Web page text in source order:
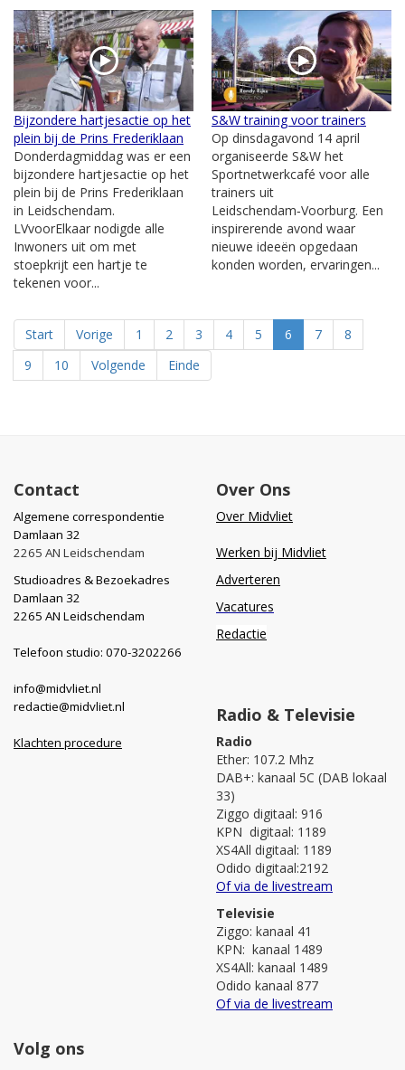
Bijzondere hartjesactie op het
plein bij de Prins Frederiklaan
Donderdagmiddag was er een
bijzondere hartjesactie op het
plein bij de Prins Frederiklaan
in Leidschendam.
LVvoorElkaar nodigde alle
Inwoners uit om met
stoepkrijt een hartje te
tekenen voor...
S&W training voor trainers
Op dinsdagavond 14 april
organiseerde S&W het
Sportnetwerkcafé voor alle
trainers uit
Leidschendam‑Voorburg. Een
inspirerende avond waar
nieuwe ideeën opgedaan
konden worden, ervaringen...
Start Vorige 1 2 3 4 5 6 7
8
9
10 Volgende Einde
Contact
Algemene correspondentie
Damlaan 32
2265 AN Leidschendam
Studioadres & Bezoekadres
Damlaan 32
2265 AN Leidschendam
Telefoon studio: 070-3202266
info@midvliet.nl
redactie@midvliet.nl
Klachten procedure
Over Ons
Over Midvliet
Werken bij Midvliet
Adverteren
Vacatures
Redactie
Radio & Televisie
Radio
Ether: 107.2 Mhz
DAB+: kanaal 5C (DAB lokaal
33)
Ziggo digitaal: 916
KPN digitaal: 1189
XS4All digitaal: 1189
Odido digitaal:2192
Of via de livestream
Televisie
Ziggo: kanaal 41
KPN: kanaal 1489
XS4All: kanaal 1489
Odido kanaal 877
Of via de livestream
Volg ons